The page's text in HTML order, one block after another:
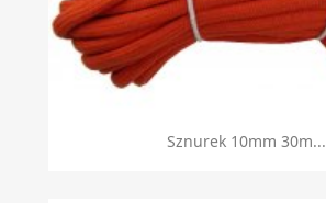
Sznurek 10mm 30m...